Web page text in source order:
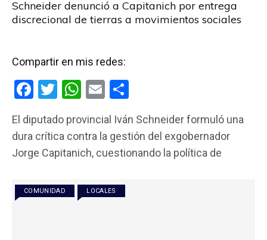
Schneider denunció a Capitanich por entrega
discrecional de tierras a movimientos sociales
Compartir en mis redes:
F
ce
b
o
k
T
tt
er
W
at
s
A
p
p
E
ail m
p
El diputado provincial Iván Schneider formuló una
dura crítica contra la gestión del exgobernador
Jorge Capitanich, cuestionando la política de
COMUNIDAD LOCALES